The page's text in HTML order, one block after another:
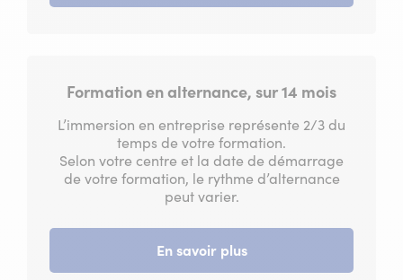
Formation en alternance, sur 14 mois
L’immersion en entreprise représente 2/3 du
temps de votre formation.
Selon votre centre et la date de démarrage
de votre formation, le rythme d’alternance
peut varier.
En savoir plus